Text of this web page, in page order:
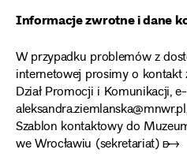
Informacje zwrotne i dane
W przypadku problemów z
internetowej prosimy o kontakt
Dział Promocji i Komunikacji,
Szablon kontaktowy do
we Wrocławiu (sekretariat) ➸